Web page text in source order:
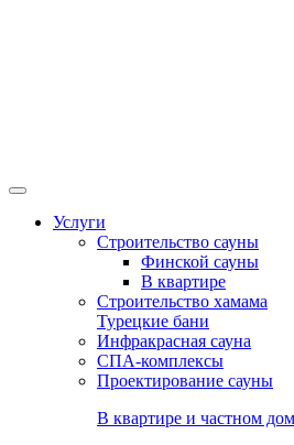
Услуги
Строительство сауны
Финской сауны
В квартире
Строительство хамама
Турецкие бани
Инфракрасная сауна
СПА-комплексы
Проектирование сауны
В квартире и частном